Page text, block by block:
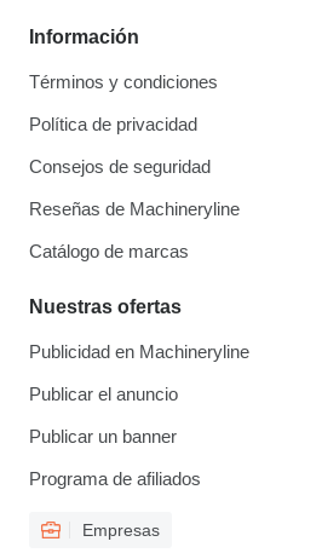
Información
Términos y condiciones
Política de privacidad
Consejos de seguridad
Reseñas de Machineryline
Catálogo de marcas
Nuestras ofertas
Publicidad en Machineryline
Publicar el anuncio
Publicar un banner
Programa de afiliados
Empresas